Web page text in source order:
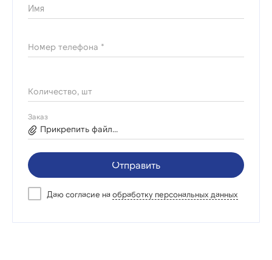
Имя
Номер телефона *
Количество, шт
Заказ
Прикрепить файл...
Отправить
Даю согласие на обработку персональных данных